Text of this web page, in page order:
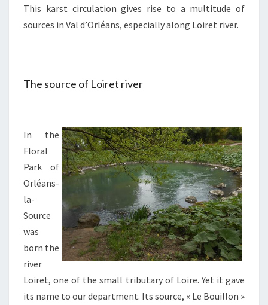
This karst circulation gives rise to a multitude of
sources in Val d’Orléans, especially along Loiret river.
The source of Loiret river
In the
Floral
Park of
Orléans-
la-
Source
was
born the
river
Loiret, one of the small tributary of Loire. Yet it gave
its name to our department. Its source, « Le Bouillon »